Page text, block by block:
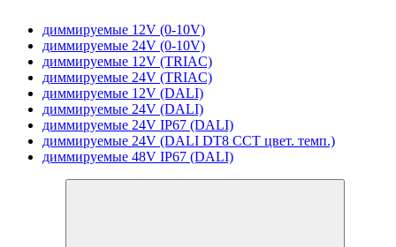
диммируемые 12V (0-10V)
диммируемые 24V (0-10V)
диммируемые 12V (TRIAC)
диммируемые 24V (TRIAC)
диммируемые 12V (DALI)
диммируемые 24V (DALI)
диммируемые 24V IP67 (DALI)
диммируемые 24V (DALI DT8 CCT цвет. темп.)
диммируемые 48V IP67 (DALI)